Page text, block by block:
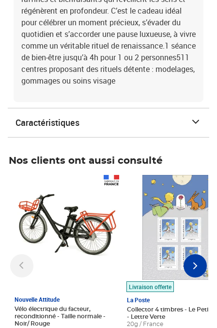
régénèrent en profondeur. C’est le cadeau idéal
pour célébrer un moment précieux, s’évader du
quotidien et s’accorder une pause luxueuse, à vivre
comme un véritable rituel de renaissance.1 séance
de bien-être jusqu’à 4h pour 1 ou 2 personnes511
centres proposant des rituels détente : modelages,
gommages ou soins visage
Caractéristiques
Nos clients ont aussi consulté
Nouvelle Attitude
Vélo électrique du facteur,
reconditionné - Taille normale -
Noir/ Rouge
Livraison offerte
La Poste
Collector 4 timbres - Le Petit
- Lettre Verte
20g / France
Prix 7,50€